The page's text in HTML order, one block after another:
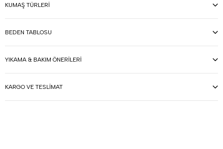
KUMAŞ TÜRLERI
BEDEN TABLOSU
YIKAMA & BAKIM ÖNERILERI
KARGO VE TESLIMAT